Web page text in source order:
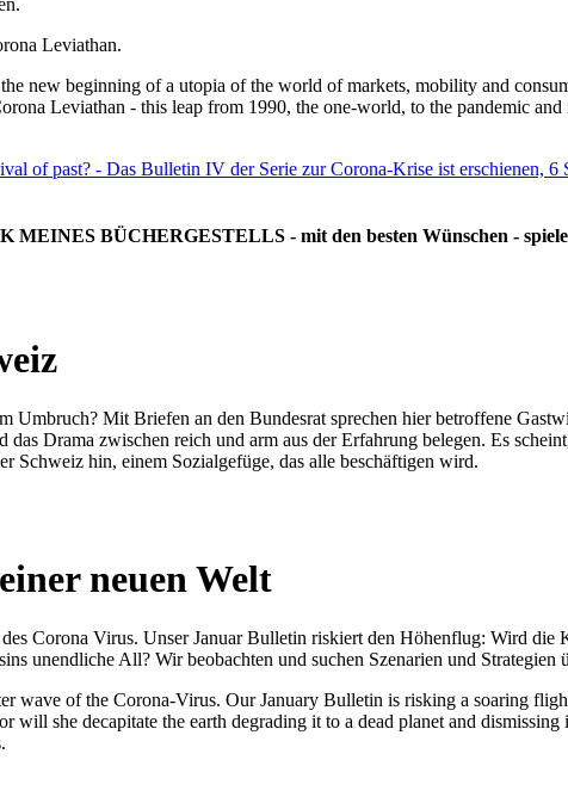
Leviathan.
new beginning of a utopia of the world of markets, mobility and
Leviathan - this leap from 1990, the one-world, to the pandemic
of past? - Das Bulletin IV der Serie zur Corona-Krise ist erschienen, 6
MEINES BÜCHERGESTELLS - mit den besten Wünschen -
Umbruch? Mit Briefen an den Bundesrat sprechen hier betroffene
Drama zwischen reich und arm aus der Erfahrung belegen. Es
hin, einem Sozialgefüge, das alle beschäftigen wird.
neuen Welt
Corona Virus. Unser Januar Bulletin riskiert den Höhenflug: Wird
unendliche All? Wir beobachten und suchen Szenarien und
wave of the Corona-Virus. Our January Bulletin is risking a soaring
she decapitate the earth degrading it to a dead planet and dismissing